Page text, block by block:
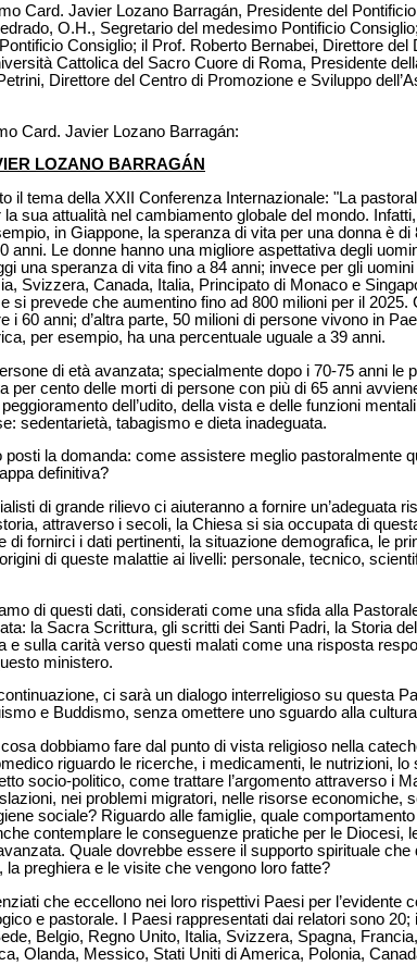
Card. Javier Lozano Barragán, Presidente del
O.H., Segretario del medesimo Pontificio
Consiglio; il Prof. Roberto Bernabei, Direttore del
Cattolica del Sacro Cuore di Roma, Presidente
Direttore del Centro di Promozione e Sviluppo
Card. Javier Lozano Barragán:
LOZANO BARRAGÁN
il tema della XXII Conferenza Internazionale: "La
sua attualità nel cambiamento globale del mondo.
in Giappone, la speranza di vita per una donna è di
anni. Le donne hanno una migliore aspettativa degli
una speranza di vita fino a 84 anni; invece per gli
Svizzera, Canada, Italia, Principato di Monaco e
si prevede che aumentino fino ad 800 milioni per il 2025.
i 60 anni; d’altra parte, 50 milioni di persone vivono in
per esempio, ha una percentuale uguale a 39 anni.
di età avanzata; specialmente dopo i 70-75 anni le
per cento delle morti di persone con più di 65 anni
dell’udito, della vista e delle funzioni
sedentarietà, tabagismo e dieta inadeguata.
la domanda: come assistere meglio pastoralmente
definitiva?
di grande rilievo ci aiuteranno a fornire un’adeguata
attraverso i secoli, la Chiesa si sia occupata di
fornirci i dati pertinenti, la situazione demografica, le
di queste malattie ai livelli: personale, tecnico,
di questi dati, considerati come una sfida alla
la Sacra Scrittura, gli scritti dei Santi Padri, la Storia
e sulla carità verso questi malati come una risposta
ministero.
ci sarà un dialogo interreligioso su questa
e Buddismo, senza omettere uno sguardo alla
dobbiamo fare dal punto di vista religioso nella
riguardo le ricerche, i medicamenti, le nutrizioni, lo
socio-politico, come trattare l’argomento attraverso i
nei problemi migratori, nelle risorse economiche,
sociale? Riguardo alle famiglie, quale
contemplare le conseguenze pratiche per le Diocesi,
Quale dovrebbe essere il supporto spirituale
preghiera e le visite che vengono loro fatte?
che eccellono nei loro rispettivi Paesi per l’evidente
e pastorale. I Paesi rappresentati dai relatori sono 20;
Belgio, Regno Unito, Italia, Svizzera, Spagna,
Olanda, Messico, Stati Uniti di America, Polonia,